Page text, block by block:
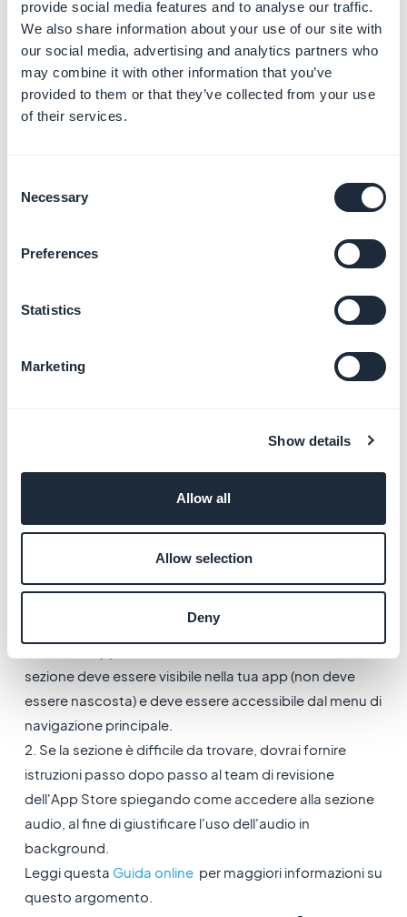
provide social media features and to analyse our traffic.
We also share information about your use of our site with
our social media, advertising and analytics partners who
may combine it with other information that you’ve
provided to them or that they’ve collected from your use
of their services.
Selection
Necessary
Preferences
Statistics
Marketing
Show details
Allow all
Allow selection
Deny
Fornisci una documentazione che dimostri che hai i
diritti necessari per utilizzare i contenuti visualizzati nella
tua app nella sezione App Review Information in App
Store Connect o rimuovi la sezione interessata.
Modifica i metadati su App Store Connect prima di
3. Audio in background
"Please provide detailed answers to the following
Connect:
Background audio?
linea guida 2.5.4 - Prestazioni - Requisiti del
softwarequi.
(Settings > Compilation settings ) deve essere attivata
sezione deve essere visibile nella tua app (non deve
essere nascosta) e deve essere accessibile dal menu di
navigazione principale.
2. Se la sezione è difficile da trovare, dovrai fornire
istruzioni passo dopo passo al team di revisione
dell'App Store spiegando come accedere alla sezione
audio, al fine di giustificare l'uso dell'audio in
background.
Leggi questa Guida onlineper maggiori informazioni su
questo argomento.